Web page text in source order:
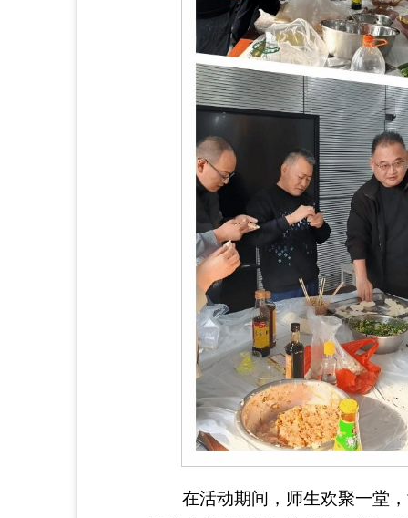
在活动期间，师生欢聚一堂